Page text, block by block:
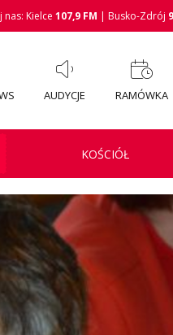
nas: Kielce 107,9 FM | Busko-Zdrój
AUDYCJE RAMÓWKA
KOŚCIÓŁ